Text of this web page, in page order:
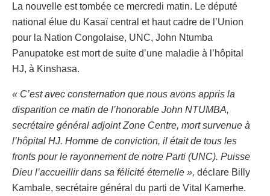
La nouvelle est tombée ce mercredi matin. Le député
national élue du Kasaï central et haut cadre de l’Union
pour la Nation Congolaise, UNC, John Ntumba
Panupatoke est mort de suite d’une maladie à l’hôpital
HJ, à Kinshasa.
« C’est avec consternation que nous avons appris la
disparition ce matin de l’honorable John NTUMBA,
secrétaire général adjoint Zone Centre, mort survenue à
l’hôpital HJ. Homme de conviction, il était de tous les
fronts pour le rayonnement de notre Parti (UNC). Puisse
Dieu l’accueillir dans sa félicité éternelle », déclare Billy
Kambale, secrétaire général du parti de Vital Kamerhe.